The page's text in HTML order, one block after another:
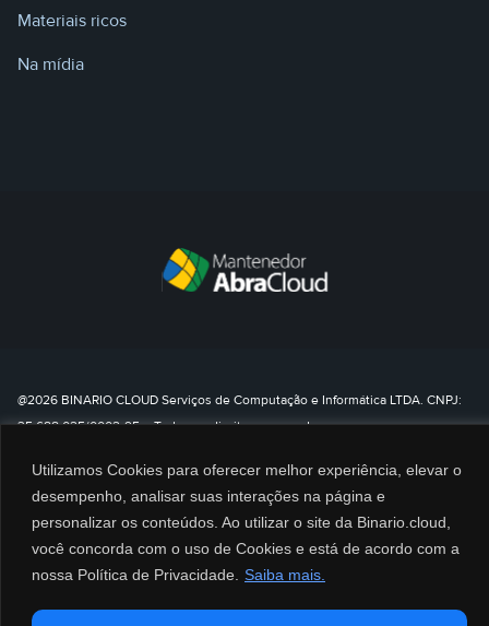
Utilizamos Cookies para oferecer melhor experiência, elevar o
desempenho, analisar suas interações na página e
personalizar os conteúdos. Ao utilizar o site da Binario.cloud,
você concorda com o uso de Cookies e está de acordo com a
nossa Política de Privacidade.
Saiba mais.
Materiais ricos
Na mídia
@2026 BINARIO CLOUD Serviços de Computação e Informática LTDA. CNPJ:
35.688.025/0002-95 – Todos os direitos reservados.